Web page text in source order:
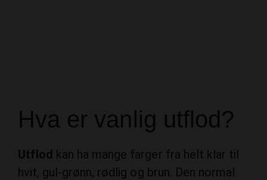
Hva er vanlig utflod?
Utflod kan ha mange farger fra helt klar til
hvit, gul-grønn, rødlig og brun. Den normal